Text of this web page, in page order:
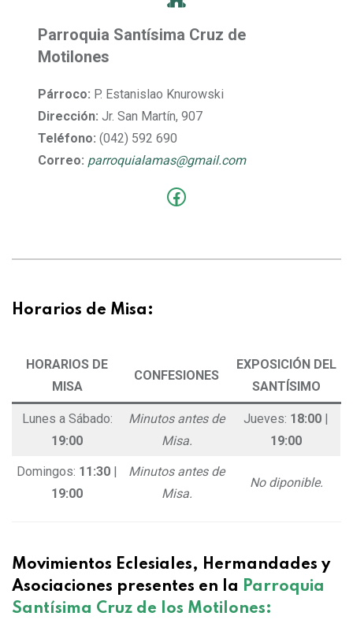
Parroquia Santísima Cruz de
Motilones
Párroco: P. Estanislao Knurowski
Dirección:Jr. San Martín, 907
Teléfono:(042) 592 690
Correo: parroquialamas@gmail.com
Horarios de Misa:
HORARIOS DE
MISA
CONFESIONES
EXPOSICIÓN DEL
SANTÍSIMO
Lunes a Sábado:
19:00
Minutos antes de
Misa.
Jueves: 18:00
19:00
Domingos: 11:30
19:00
Minutos antes de
Misa.
No diponible.
Movimientos Eclesiales, Hermandades y
Asociaciones presentes en la Parroquia
Santísima Cruz de los Motilones: